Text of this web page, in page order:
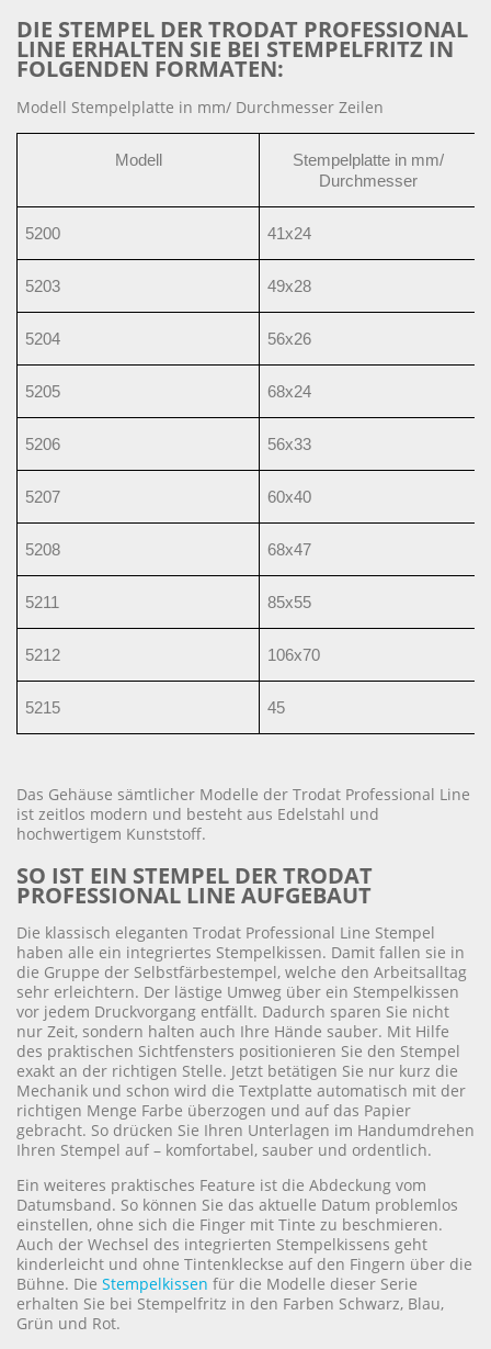
DIE STEMPEL DER TRODAT PROFESSIONAL
LINE ERHALTEN SIE BEI STEMPELFRITZ IN
FOLGENDEN FORMATEN:
Modell Stempelplatte in mm/ Durchmesser Zeilen
Modell
Stempelplatte in mm/
Durchmesser
5200 41x24
5203 49x28
5204 56x26
5205 68x24
5206 56x33
5207 60x40
5208 68x47
5211 85x55
5212 106x70
5215 45
Das Gehäuse sämtlicher Modelle der Trodat Professional Line
ist zeitlos modern und besteht aus Edelstahl und
hochwertigem Kunststoff.
SO IST EIN STEMPEL DER TRODAT
PROFESSIONAL LINE AUFGEBAUT
Die klassisch eleganten Trodat Professional Line Stempel
haben alle ein integriertes Stempelkissen. Damit fallen sie in
die Gruppe der Selbstfärbestempel, welche den Arbeitsalltag
sehr erleichtern. Der lästige Umweg über ein Stempelkissen
vor jedem Druckvorgang entfällt. Dadurch sparen Sie nicht
nur Zeit, sondern halten auch Ihre Hände sauber. Mit Hilfe
des praktischen Sichtfensters positionieren Sie den Stempel
exakt an der richtigen Stelle. Jetzt betätigen Sie nur kurz die
Mechanik und schon wird die Textplatte automatisch mit der
richtigen Menge Farbe überzogen und auf das Papier
gebracht. So drücken Sie Ihren Unterlagen im Handumdrehen
Ihren Stempel auf – komfortabel, sauber und ordentlich.
Ein weiteres praktisches Feature ist die Abdeckung vom
Datumsband. So können Sie das aktuelle Datum problemlos
einstellen, ohne sich die Finger mit Tinte zu beschmieren.
Auch der Wechsel des integrierten Stempelkissens geht
kinderleicht und ohne Tintenkleckse auf den Fingern über die
Bühne. Die Stempelkissen für die Modelle dieser Serie
erhalten Sie bei Stempelfritz in den Farben Schwarz, Blau,
Grün und Rot.